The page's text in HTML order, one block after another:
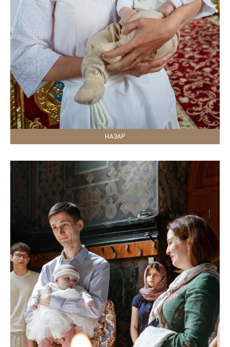
НАЗАР